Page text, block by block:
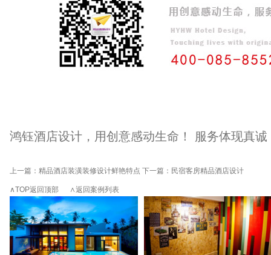
鸿钰酒店设计，用创意感动生命！ 服务体现真诚
上一篇： 精品酒店装潢装修设计鲜艳特点 下一篇： 民宿客房精品酒店设计
∧TOP返回顶部 ∧返回案例列表